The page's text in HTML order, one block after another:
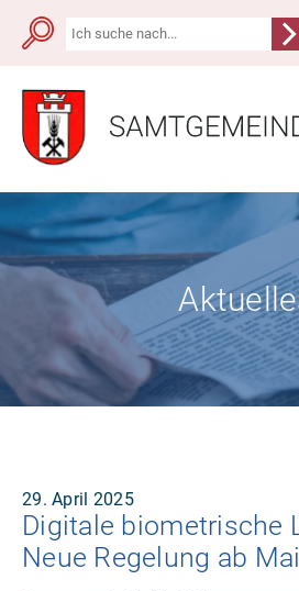
29. April 2025
Digitale biometrische
Neue Regelung ab